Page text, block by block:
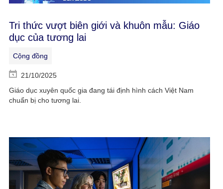
Tri thức vượt biên giới và khuôn mẫu: Giáo
dục của tương lai
Cộng đồng
21/10/2025
Giáo dục xuyên quốc gia đang tái định hình cách Việt Nam
chuẩn bị cho tương lai.